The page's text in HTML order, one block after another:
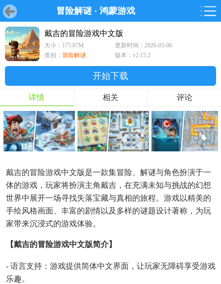
冒险解谜· 鸿蒙游戏
首页 游戏 软件 鸿蒙游戏
首页 游戏 软件 鸿蒙
游戏
鸿蒙
软件
专题
戴吉的冒险游戏中文版
大小：175.87M
更新时间：2026-05-06
类别： 冒险解谜 版本：v2.15.2
开始下载
详情 相关 评论
戴吉的冒险游戏中文版是一款集冒险、解谜与角色扮演于一
体的游戏，玩家将扮演主角戴吉，在充满未知与挑战的幻想
世界中展开一场寻找失落宝藏与真相的旅程。游戏以精美的
手绘风格画面、丰富的剧情以及多样的谜题设计著称，为玩
家带来沉浸式的游戏体验。
【戴吉的冒险游戏中文版简介】
- 语言支持：游戏提供简体中文界面，让玩家无障碍享受游戏
乐趣。